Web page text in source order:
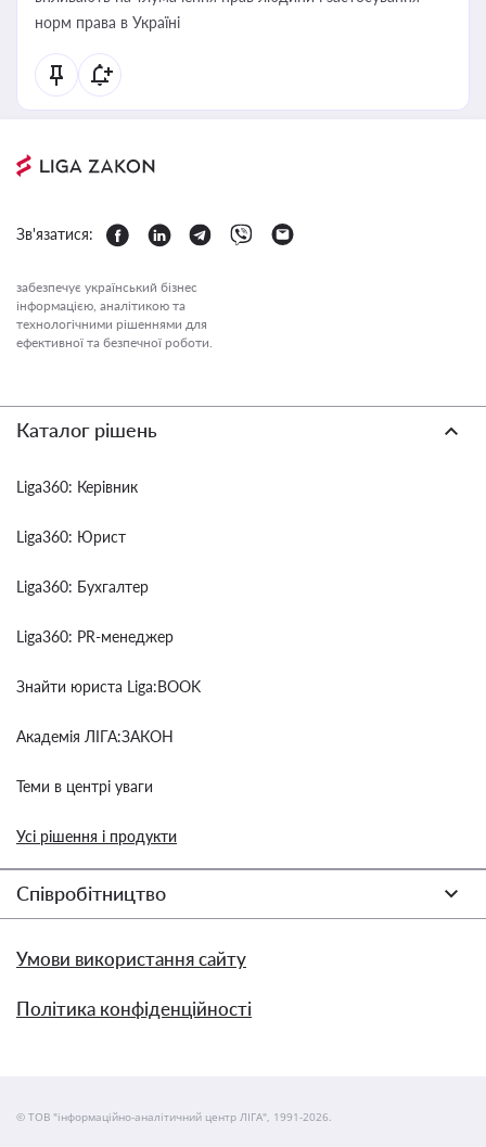
норм права в Україні
Зв'язатися:
забезпечує український бізнес
інформацією, аналітикою та
технологічними рішеннями для
ефективної та безпечної роботи.
Каталог рішень
Liga360: Керівник
Liga360: Юрист
Liga360: Бухгалтер
Liga360: PR-менеджер
Знайти юриста Liga:BOOK
Академія ЛІГА:ЗАКОН
Теми в центрі уваги
Усі рішення і продукти
Співробітництво
Умови використання сайту
Політика конфіденційності
© ТОВ "інформаційно-аналітичний центр ЛІГА", 1991-2026.